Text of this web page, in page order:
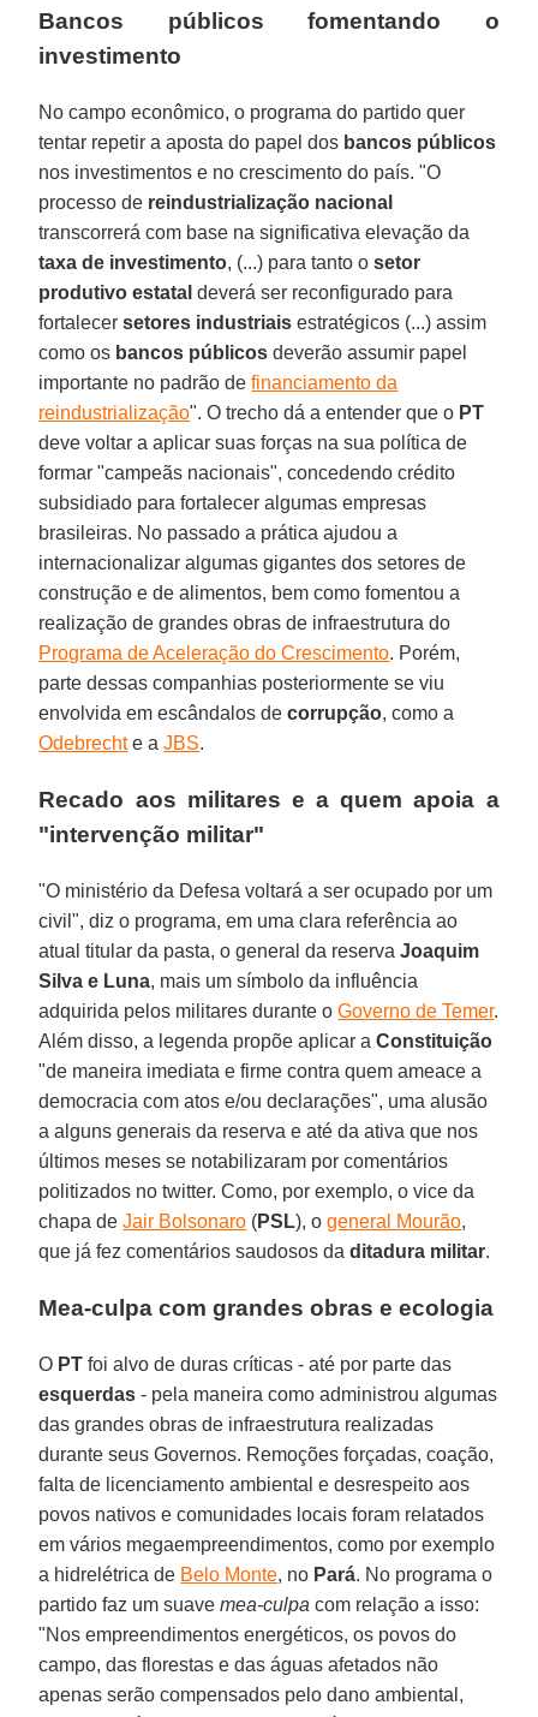
Bancos públicos fomentando o
investimento
No campo econômico, o programa do partido quer
tentar repetir a aposta do papel dos bancos públicos
nos investimentos e no crescimento do país. "O
processo de reindustrialização nacional
transcorrerá com base na significativa elevação da
taxa de investimento, (...) para tanto osetor
produtivo estatal deverá ser reconfigurado para
fortalecersetores industriais estratégicos (...) assim
como os bancos públicos deverão assumir papel
importante no padrão definanciamento da
reindustrialização". O trecho dá a entender que o PT
deve voltar a aplicar suas forças na sua política de
formar "campeãs nacionais", concedendo crédito
subsidiado para fortalecer algumas empresas
brasileiras. No passado a prática ajudou a
internacionalizar algumas gigantes dos setores de
construção e de alimentos, bem como fomentou a
realização de grandes obras de infraestrutura do
Programa de Aceleração do Crescimento. Porém,
parte dessas companhias posteriormente se viu
envolvida em escândalos decorrupção, como a
Odebrechte aJBS.
Recado aos militares e a quem apoia a
"intervenção militar"
"O ministério da Defesa voltará a ser ocupado por um
civil", diz o programa, em uma clara referência ao
atual titular da pasta, o general da reservaJoaquim
Silva e Luna, mais um símbolo da influência
adquirida pelos militares durante oGoverno de Temer.
Além disso, a legenda propõe aplicar aConstituição
"de maneira imediata e firme contra quem ameace a
democracia com atos e/ou declarações", uma alusão
a alguns generais da reserva e até da ativa que nos
últimos meses se notabilizaram por comentários
politizados no twitter. Como, por exemplo, o vice da
chapa deJair Bolsonaro (PSL), ogeneral Mourão,
que já fez comentários saudosos daditadura militar.
Mea-culpa com grandes obras e ecologia
O PT foi alvo de duras críticas - até por parte das
esquerdas - pela maneira como administrou algumas
das grandes obras de infraestrutura realizadas
durante seus Governos. Remoções forçadas, coação,
falta de licenciamento ambiental e desrespeito aos
povos nativos e comunidades locais foram relatados
em vários megaempreendimentos, como por exemplo
a hidrelétrica de Belo Monte, no Pará. No programa o
partido faz um suavemea-culpa com relação a isso:
"Nos empreendimentos energéticos, os povos do
campo, das florestas e das águas afetados não
apenas serão compensados pelo dano ambiental,